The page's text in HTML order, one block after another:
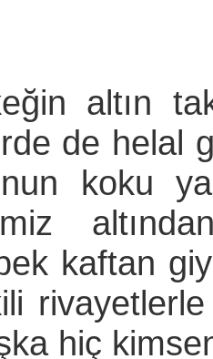
altın
de helal
koku
kaftan
hiç